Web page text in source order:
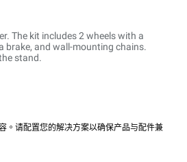
The kit includes 2 wheels with a
brake, and wall-mounting chains.
stand.
。请配置您的解决方案以确保产品与配件兼